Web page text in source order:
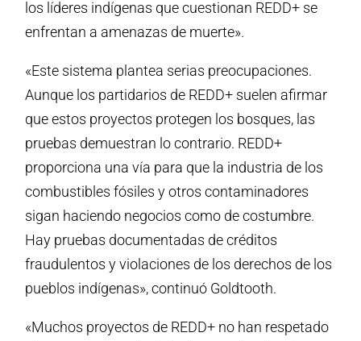
los líderes indígenas que cuestionan REDD+ se
enfrentan a amenazas de muerte».
«Este sistema plantea serias preocupaciones.
Aunque los partidarios de REDD+ suelen afirmar
que estos proyectos protegen los bosques, las
pruebas demuestran lo contrario. REDD+
proporciona una vía para que la industria de los
combustibles fósiles y otros contaminadores
sigan haciendo negocios como de costumbre.
Hay pruebas documentadas de créditos
fraudulentos y violaciones de los derechos de los
pueblos indígenas», continuó Goldtooth.
«Muchos proyectos de REDD+ no han respetado